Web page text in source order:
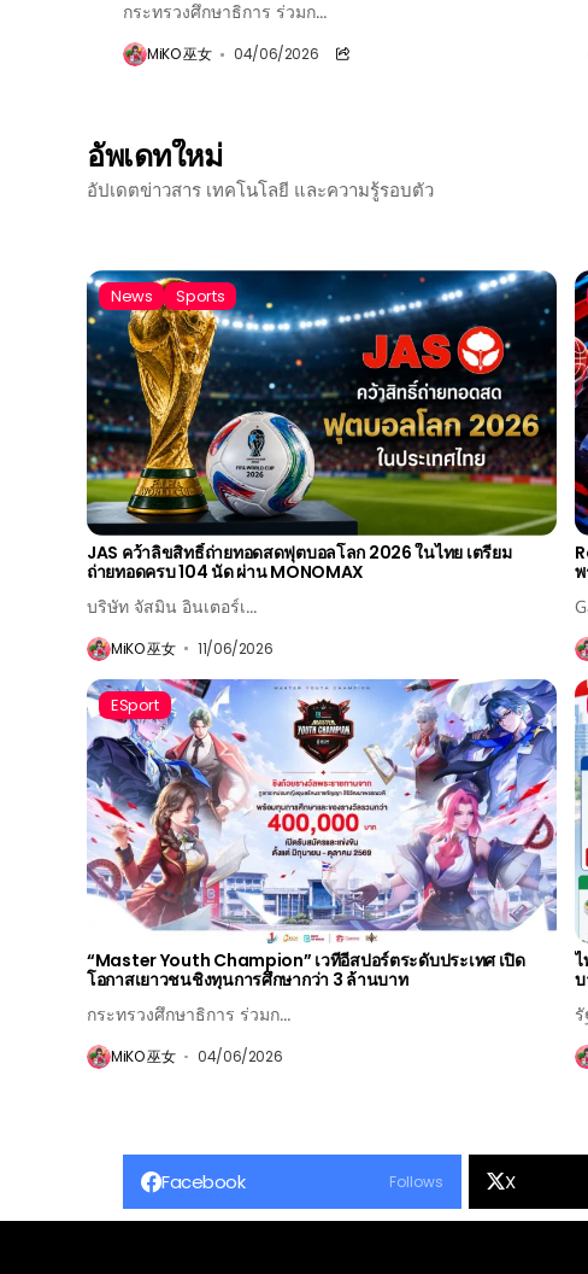
กระทรวงศึกษาธิการ ร่วมก...
MiKO 巫女 04/06/2026
อัพเดทใหม่
อัปเดตข่าวสาร เทคโนโลยี และความรู้รอบตัว
News Sports
JAS คว้าลิขสิทธิ์ถ่ายทอดสดฟุตบอลโลก 2026 ในไทย เตรียม
ถ่ายทอดครบ 104 นัด ผ่าน MONOMAX
บริษัท จัสมิน อินเตอร์เ...
MiKO 巫女 11/06/2026
ESport
“Master Youth Champion” เวทีอีสปอร์ตระดับประเทศ เปิด
โอกาสเยาวชนชิงทุนการศึกษากว่า 3 ล้านบาท
กระทรวงศึกษาธิการ ร่วมก...
MiKO 巫女 04/06/2026
Facebook Follows X